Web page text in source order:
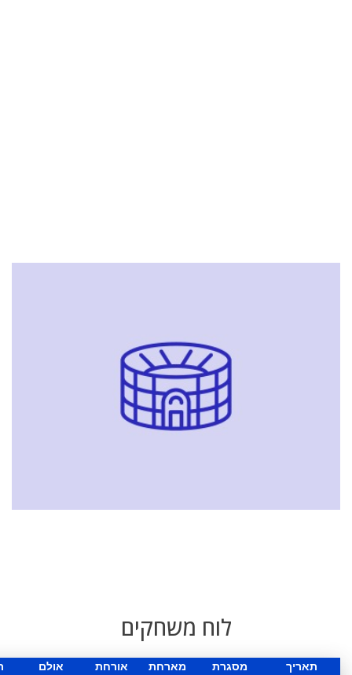
לוח משחקים
תאריך מסגרת מארחת אורחת אולם